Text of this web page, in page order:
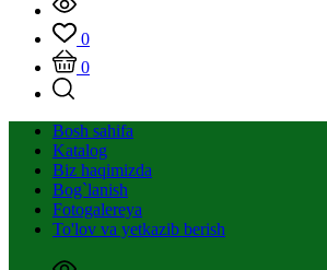
0
0
Bosh sahifa
Katalog
Biz haqimizda
Bog`lanish
Fotogalereya
To'lov va yetkazib berish